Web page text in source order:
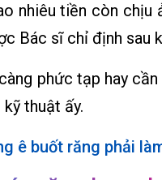
nhiêu tiền còn chịu
Bác sĩ chỉ định sau
phức tạp hay
thuật ấy.
ê buốt răng phải